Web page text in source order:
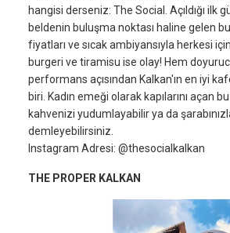
hangisi derseniz: The Social. Açıldığı ilk
beldenin buluşma noktası haline gelen
fiyatları ve sıcak ambiyansıyla herkesi
burgeri ve tiramisu ise olay! Hem
performans açısından Kalkan'ın en iyi
biri. Kadın emeği olarak kapılarını açan
kahvenizi yudumlayabilir ya da
demleyebilirsiniz.
Instagram Adresi: @thesocialkalkan
THE PROPER KALKAN